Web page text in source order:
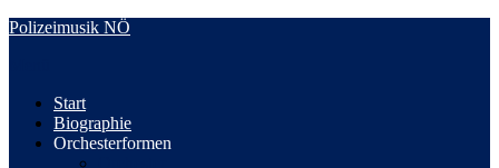
Zum
Polizeimusik NÖ
Start
Biographie
Orchesterformen